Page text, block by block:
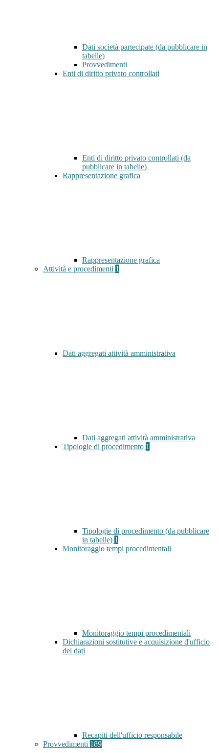
Dati società partecipate (da pubblicare in
tabelle)
Provvedimenti
Enti di diritto privato controllati
Enti di diritto privato controllati (da
pubblicare in tabelle)
Rappresentazione grafica
Rappresentazione grafica
Attività e procedimenti 1
Dati aggregati attività amministrativa
Dati aggregati attività amministrativa
Tipologie di procedimento 1
Tipologie di procedimento (da pubblicare
in tabelle) 1
Monitoraggio tempi procedimentali
Monitoraggio tempi procedimentali
Dichiarazioni sostitutive e acquisizione d'ufficio
dei dati
Recapiti dell'ufficio responsabile
Provvedimenti 189